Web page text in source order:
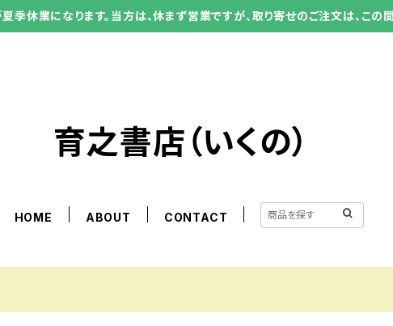
休業になります。当方は、休まず営業ですが、取り寄せのご注文は、この間
育之書店（いくの）
HOME ABOUT CONTACT